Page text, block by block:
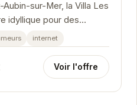
sur-Mer, la Villa Les
idyllique pour des
Son jardin privatif,...
internet
Voir l'offre